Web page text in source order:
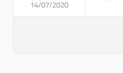
14/07/2020